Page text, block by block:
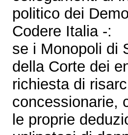
politico dei
Codere Italia -:
se i Monopoli di
della Corte dei
richiesta di
concessionarie,
le proprie